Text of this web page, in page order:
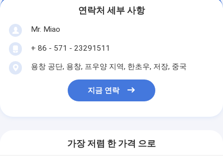
연락처 세부 사항
Mr. Miao
+ 86 - 571 - 23291511
용창 공단, 용창, 프우양 지역, 한초우, 저장, 중국
지금 연락
가장 저렴 한 가격 으로